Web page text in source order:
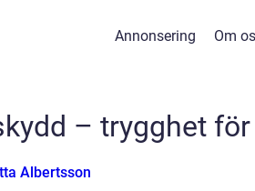
Annonsering Om
– trygghet
Albertsson